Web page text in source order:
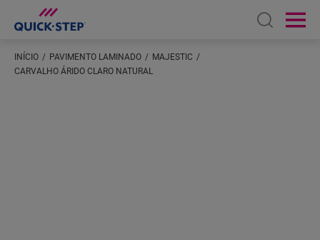
Open
INÍCIO PAVIMENTO LAMINADO
MAJESTIC
CARVALHO ÁRIDO CLARO NATURAL